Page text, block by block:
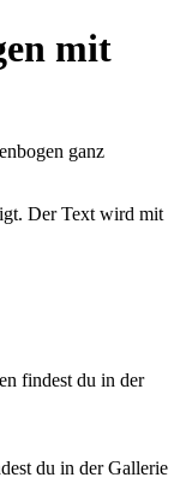
mit
ganz
Der Text wird mit
findest du in der
du in der Gallerie